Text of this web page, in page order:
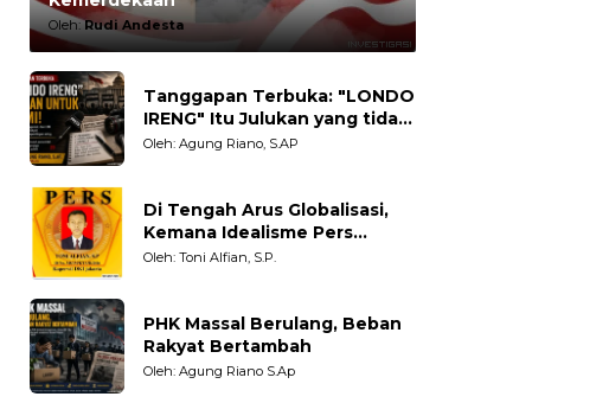
Oleh:Rudi Andesta
Tanggapan Terbuka: "LONDO
IRENG" Itu Julukan yang tidak
Adil untuk Wartawan,
Oleh: Agung Riano, S.AP
Di Tengah Arus Globalisasi,
Kemana Idealisme Pers
Berpihak?
Oleh: Toni Alfian, S.P.
PHK Massal Berulang, Beban
Rakyat Bertambah
Oleh: Agung Riano S.Ap